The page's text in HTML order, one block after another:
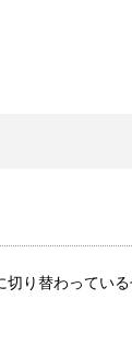
り替わってい